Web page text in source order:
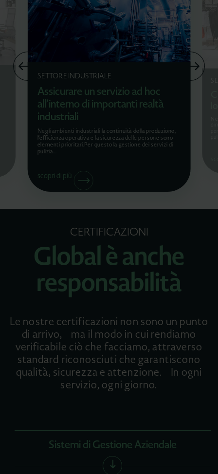
SETTORE INDUSTRIALE
Assicurare un servizio ad hoc
all’interno di importanti realtà
industriali
Negli ambienti industriali la continuità della produzione,
l’efficienza operativa e la sicurezza delle persone sono
elementi prioritari.Per questo la gestione dei servizi di
pulizia...
scopri di più
CERTIFICAZIONI
Global è anche
responsabilità
Le nostre certificazioni non sono un punto
di arrivo, ma il modo in cui rendiamo
verificabile ciò che facciamo, attraverso
standard riconosciuti che garantiscono
qualità, sicurezza e attenzione. In ogni
servizio, ogni giorno.
Sistemi di Gestione Aziendale